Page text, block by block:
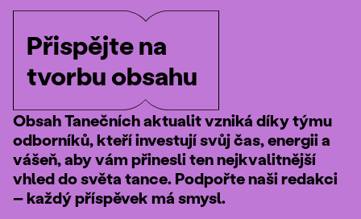
Přispějte na
tvorbu obsahu
Obsah Tanečních aktualit vzniká díky týmu
odborníků, kteří investují svůj čas, energii a
vášeň, aby vám přinesli ten nejkvalitnější
vhled do světa tance. Podpořte naši redakci
– každý příspěvek má smysl.